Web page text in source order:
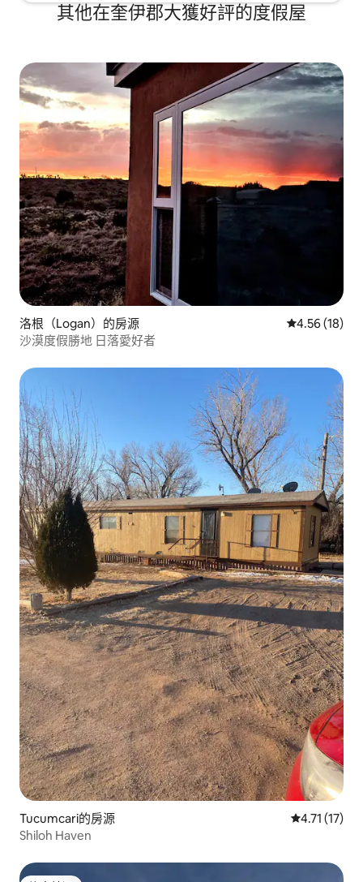
其他在奎伊郡大獲好評的度假屋
洛根（Logan）的房源 從 18 則評價
4.56 (18)
沙漠度假勝地 日落愛好者
Tucumcari的房源 從 17 則評價
4.71 (17)
Shiloh Haven